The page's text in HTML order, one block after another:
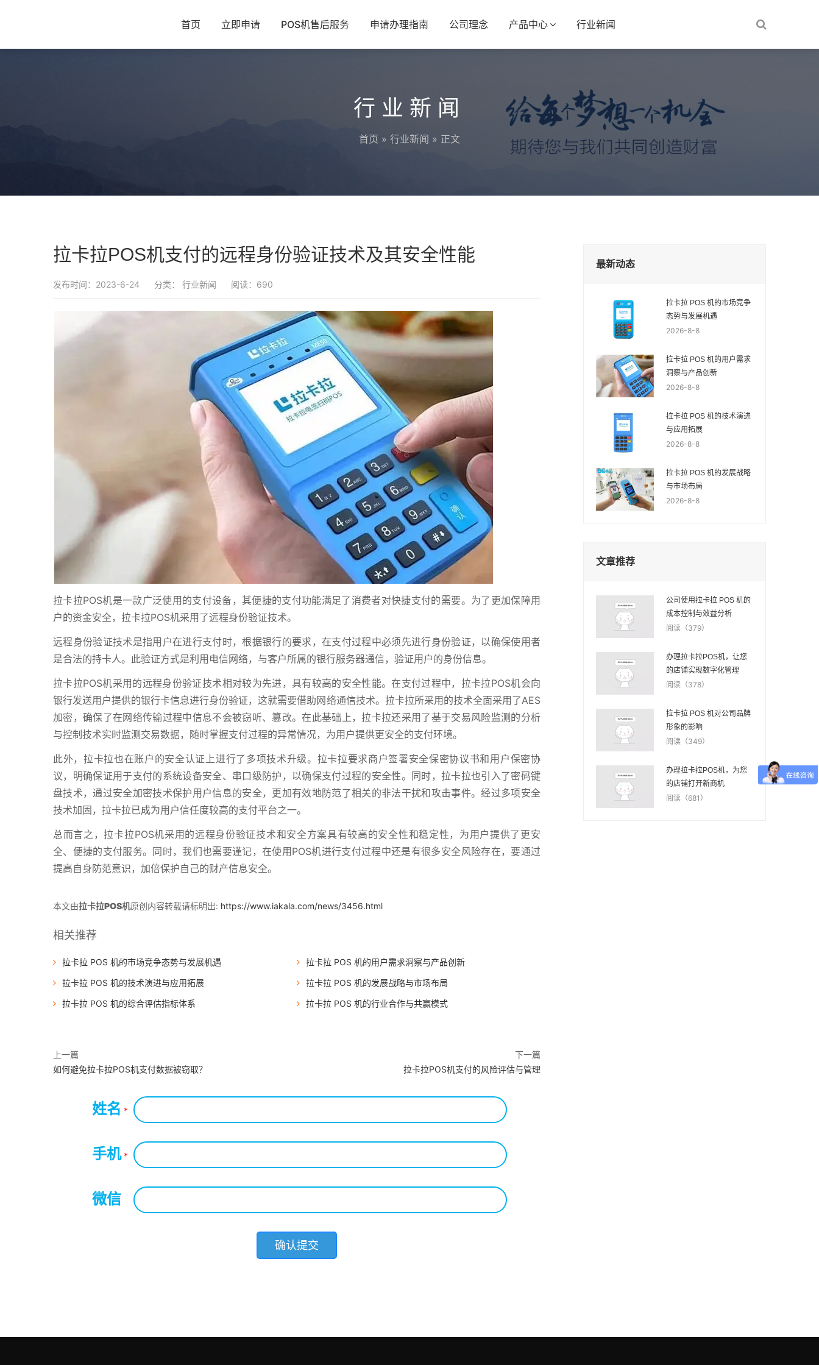
首页 立即申请 POS机售后服务 申请办理指南 公司理念 产品中心 行业新闻
行业新闻
首页 » 行业新闻 » 正文
拉卡拉POS机支付的远程身份验证技术及其安全性能
发布时间：2023-6-24 分类： 行业新闻 阅读：690
拉卡拉POS机是一款广泛使用的支付设备，其便捷的支付功能满足了消费者对快捷支付的需要。为了更加保障用
户的资金安全，拉卡拉POS机采用了远程身份验证技术。
远程身份验证技术是指用户在进行支付时，根据银行的要求，在支付过程中必须先进行身份验证，以确保使用者
是合法的持卡人。此验证方式是利用电信网络，与客户所属的银行服务器通信，验证用户的身份信息。
拉卡拉POS机采用的远程身份验证技术相对较为先进，具有较高的安全性能。在支付过程中，拉卡拉POS机会向
银行发送用户提供的银行卡信息进行身份验证，这就需要借助网络通信技术。拉卡拉所采用的技术全面采用了AES
加密，确保了在网络传输过程中信息不会被窃听、篡改。在此基础上，拉卡拉还采用了基于交易风险监测的分析
与控制技术实时监测交易数据，随时掌握支付过程的异常情况，为用户提供更安全的支付环境。
此外，拉卡拉也在账户的安全认证上进行了多项技术升级。拉卡拉要求商户签署安全保密协议书和用户保密协
议，明确保证用于支付的系统设备安全、串口级防护，以确保支付过程的安全性。同时，拉卡拉也引入了密码键
盘技术，通过安全加密技术保护用户信息的安全，更加有效地防范了相关的非法干扰和攻击事件。经过多项安全
技术加固，拉卡拉已成为用户信任度较高的支付平台之一。
总而言之，拉卡拉POS机采用的远程身份验证技术和安全方案具有较高的安全性和稳定性，为用户提供了更安
全、便捷的支付服务。同时，我们也需要谨记，在使用POS机进行支付过程中还是有很多安全风险存在，要通过
提高自身防范意识，加倍保护自己的财产信息安全。
本文由拉卡拉POS机原创内容转载请标明出: https://www.iakala.com/news/3456.html
相关推荐
拉卡拉 POS 机的市场竞争态势与发展机遇
拉卡拉 POS 机的用户需求洞察与产品创新
拉卡拉 POS 机的技术演进与应用拓展
拉卡拉 POS 机的发展战略与市场布局
拉卡拉 POS 机的综合评估指标体系
拉卡拉 POS 机的行业合作与共赢模式
上一篇
如何避免拉卡拉POS机支付数据被窃取？
下一篇
拉卡拉POS机支付的风险评估与管理
姓名 *
手机*
微信
最新动态
拉卡拉 POS 机的市场竞争
态势与发展机遇
2026-8-8
拉卡拉 POS 机的用户需求
洞察与产品创新
2026-8-8
拉卡拉 POS 机的技术演进
与应用拓展
2026-8-8
拉卡拉 POS 机的发展战略
与市场布局
2026-8-8
文章推荐
公司使用拉卡拉 POS 机的
成本控制与效益分析
阅读（379）
办理拉卡拉POS机，让您
的店铺实现数字化管理
阅读（378）
拉卡拉 POS 机对公司品牌
形象的影响
阅读（349）
办理拉卡拉POS机，为您
的店铺打开新商机
阅读（681）